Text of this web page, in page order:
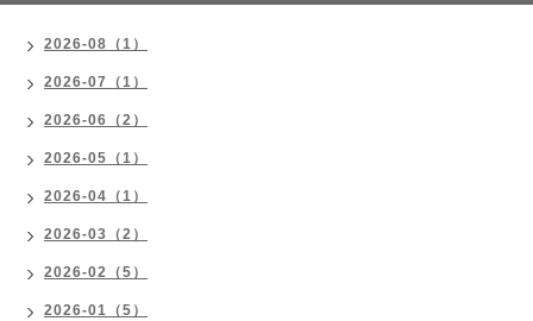
2026-08（1）
2026-07（1）
2026-06（2）
2026-05（1）
2026-04（1）
2026-03（2）
2026-02（5）
2026-01（5）